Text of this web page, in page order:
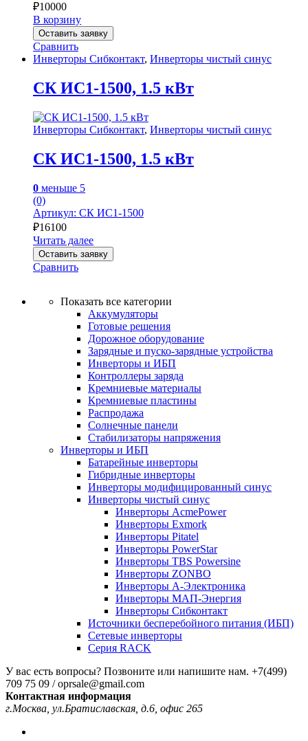
₽10000
В корзину
Оставить заявку
Сравнить
Инверторы Сибконтакт, Инверторы чистый синус
СК ИС1-1500, 1.5 кВт
Инверторы Сибконтакт, Инверторы чистый синус
СК ИС1-1500, 1.5 кВт
0 меньше 5
(0)
Артикул: СК ИС1-1500
₽16100
Читать далее
Оставить заявку
Сравнить
Показать все категории
Аккумуляторы
Готовые решения
Дорожное оборудование
Зарядные и пуско-зарядные устройства
Инверторы и ИБП
Контроллеры заряда
Кремниевые материалы
Кремниевые пластины
Распродажа
Солнечные панели
Стабилизаторы напряжения
Инверторы и ИБП
Батарейные инверторы
Гибридные инверторы
Инверторы модифицированный синус
Инверторы чистый синус
Инверторы AcmePower
Инверторы Exmork
Инверторы Pitatel
Инверторы PowerStar
Инверторы TBS Powersine
Инверторы ZONBO
Инверторы А-Электроника
Инверторы МАП-Энергия
Инверторы Сибконтакт
Источники бесперебойного питания (ИБП)
Сетевые инверторы
Серия RACK
У вас есть вопросы? Позвоните или напишите нам. +7(499)
709 75 09 / oprsale@gmail.com
Контактная информация
г.Москва, ул.Братиславская, д.6, офис 265